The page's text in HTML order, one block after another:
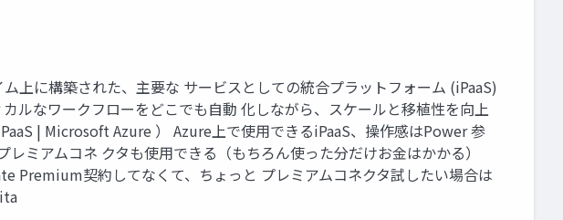
上に構築された、主要な サービスとしての統合プラットフォーム (iPaaS)
ルなワークフローをどこでも自動 化しながら、スケールと移植性を向上
| Microsoft Azure ） Azure上で使用できるiPaaS、操作感はPower 参
アムコネ クタも使用できる（もちろん使った分だけお金はかかる）
契約してなくて、ちょっと プレミアムコネクタ試したい場合は